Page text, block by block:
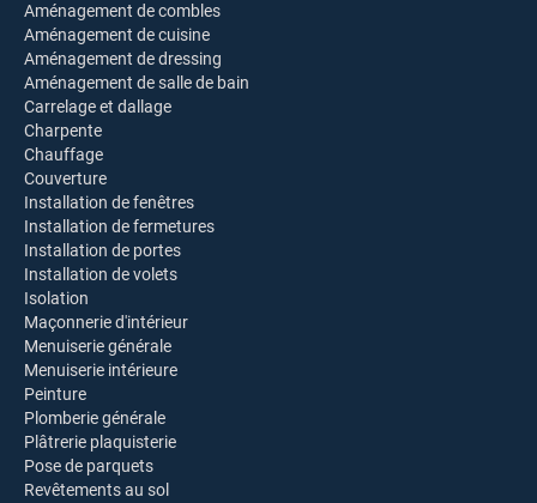
Aménagement de combles
Aménagement de cuisine
Aménagement de dressing
Aménagement de salle de bain
Carrelage et dallage
Charpente
Chauffage
Couverture
Installation de fenêtres
Installation de fermetures
Installation de portes
Installation de volets
Isolation
Maçonnerie d'intérieur
Menuiserie générale
Menuiserie intérieure
Peinture
Plomberie générale
Plâtrerie plaquisterie
Pose de parquets
Revêtements au sol